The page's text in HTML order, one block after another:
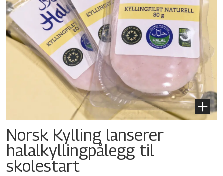
Norsk Kylling lanserer
halalkylling­pålegg til
skolestart